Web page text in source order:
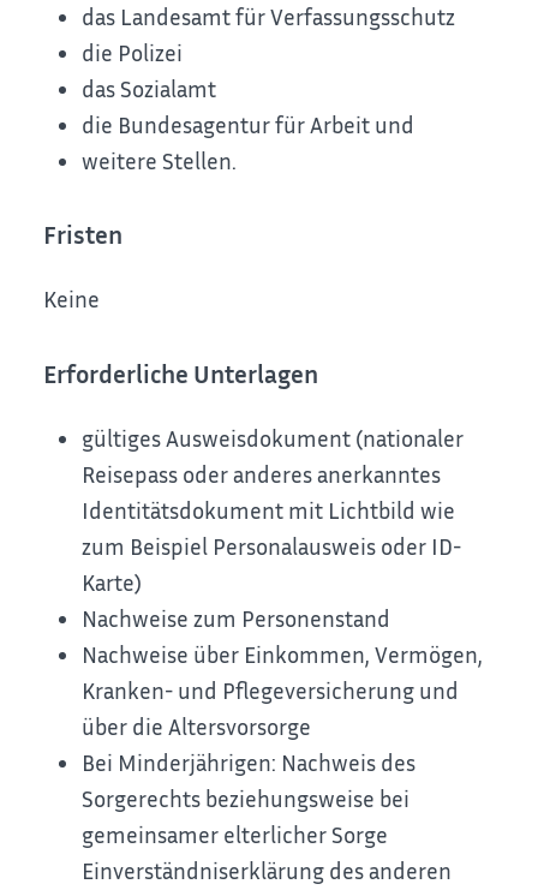
das Landesamt für Verfassungsschutz
die Polizei
das Sozialamt
die Bundesagentur für Arbeit und
weitere Stellen.
Fristen
Keine
Erforderliche Unterlagen
gültiges Ausweisdokument (nationaler
Reisepass oder anderes anerkanntes
Identitätsdokument mit Lichtbild wie
zum Beispiel Personalausweis oder ID-
Karte)
Nachweise zum Personenstand
Nachweise über Einkommen, Vermögen,
Kranken- und Pflegeversicherung und
über die Altersvorsorge
Bei Minderjährigen: Nachweis des
Sorgerechts beziehungsweise bei
gemeinsamer elterlicher Sorge
Einverständniserklärung des anderen